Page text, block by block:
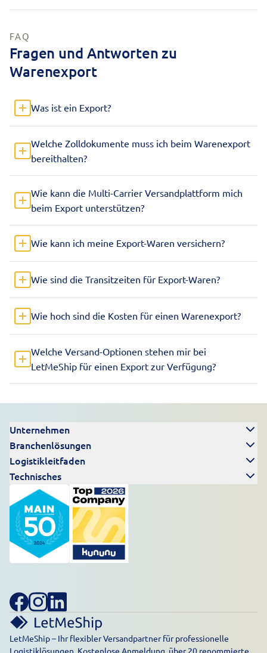
FAQ
Fragen und Antworten zu
Warenexport
Was ist ein Export?
Welche Zolldokumente muss ich beim Warenexport
bereithalten?
Wie kann die Multi-Carrier Versandplattform mich
beim Export unterstützen?
Wie kann ich meine Export-Waren versichern?
Wie sind die Transitzeiten für Export-Waren?
Wie hoch sind die Kosten für einen Warenexport?
Welche Versand-Optionen stehen mir bei
LetMeShip für einen Export zur Verfügung?
Unternehmen
Branchenlösungen
Logistikleitfaden
Technisches
LetMeShip – Ihr flexibler Versandpartner für professionelle
Logistiklösungen. Kostenlose Anmeldung, über 20 renommierte